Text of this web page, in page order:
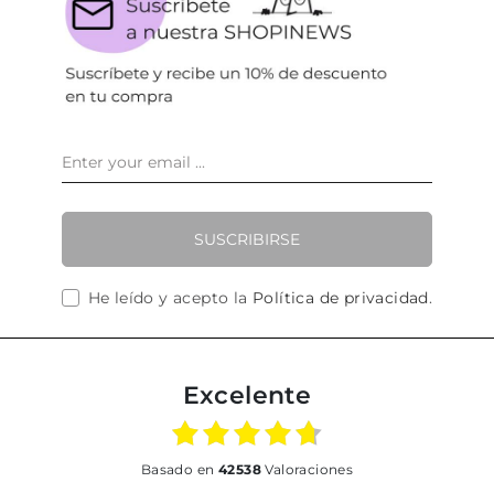
SUSCRIBIRSE
He leído y acepto la Política de privacidad.
Excelente
basado en 42538Valoraciones